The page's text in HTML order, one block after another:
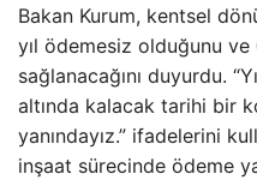
Bakan Kurum, kentsel
yıl ödemesiz olduğunu ve
sağlanacağını duyurdu.
altında kalacak tarihi bir
yanındayız.” ifadelerini
inşaat sürecinde ödeme